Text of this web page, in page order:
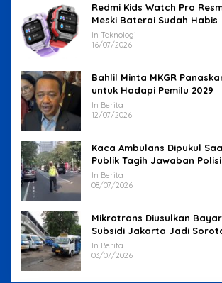
Redmi Kids Watch Pro
Meski Baterai Sudah Habis
In Teknologi
16/07/2026
Bahlil Minta MKGR
untuk Hadapi Pemilu 2029
In Berita
12/07/2026
Kaca Ambulans Dipukul
Publik Tagih Jawaban Polisi
In Berita
08/07/2026
Mikrotrans Diusulkan
Subsidi Jakarta Jadi
In Berita
03/07/2026